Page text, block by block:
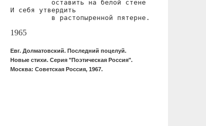
          оставить на белой стене
И себя утвердить
          в растопыренной пятерне.
1965
Евг. Долматовский. Последний поцелуй.
Новые стихи. Серия "Поэтическая Россия".
Москва: Советская Россия, 1967.